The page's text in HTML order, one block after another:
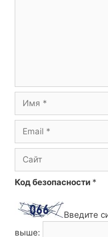
Имя
Email
Сайт
Код безопасности *
Введите
выше: